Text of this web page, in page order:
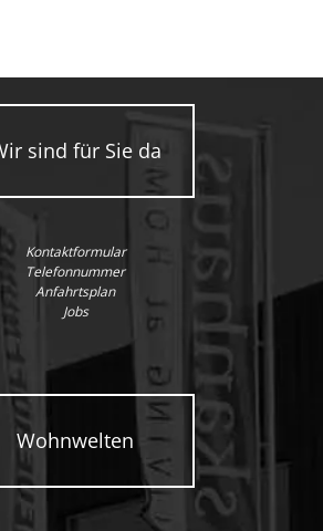
sind für Sie da
Kontaktformular
Telefonnummer
Anfahrtsplan
Jobs
Wohnwelten